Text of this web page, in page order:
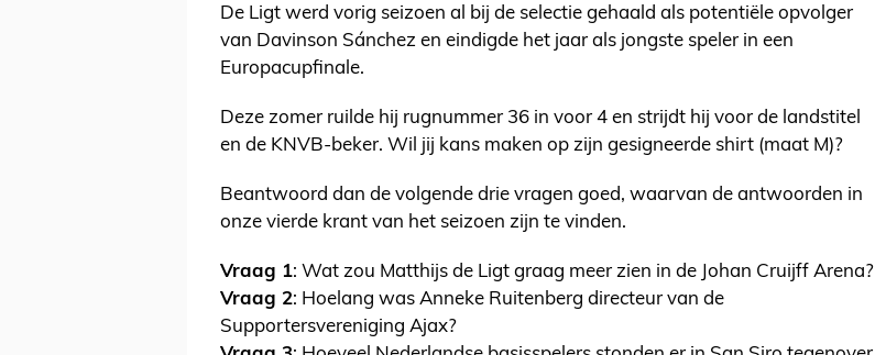
De Ligt werd vorig seizoen al bij de selectie gehaald als potentiële opvolger
van Davinson Sánchez en eindigde het jaar als jongste speler in een
Europacupfinale.
Deze zomer ruilde hij rugnummer 36 in voor 4 en strijdt hij voor de landstitel
en de KNVB-beker. Wil jij kans maken op zijn gesigneerde shirt (maat M)?
Beantwoord dan de volgende drie vragen goed, waarvan de antwoorden in
onze vierde krant van het seizoen zijn te vinden.
Vraag 1: Wat zou Matthijs de Ligt graag meer zien in de Johan Cruijff Arena?
Vraag 2: Hoelang was Anneke Ruitenberg directeur van de
Supportersvereniging Ajax?